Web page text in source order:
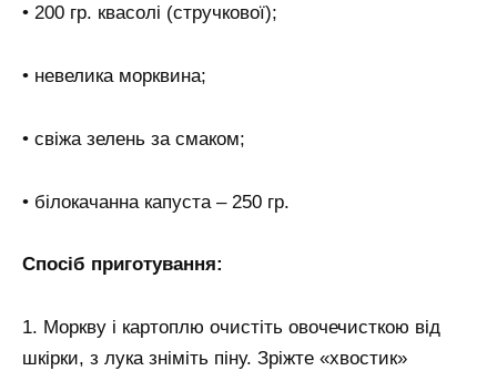
• 200 гр. квасолі (стручкової);
• невелика морквина;
• свіжа зелень за смаком;
• білокачанна капуста – 250 гр.
Спосіб приготування:
1. Моркву і картоплю очистіть овочечисткою від
шкірки, з лука зніміть піну. Зріжте «хвостик»